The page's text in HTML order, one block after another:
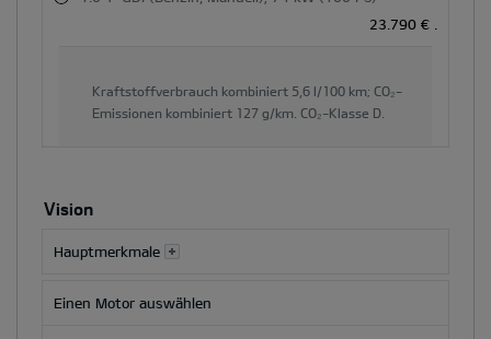
Hauptinhaltsbereich
dynamisch
23.790 €
Kraftstoffverbrauch kombiniert 5,6 l/100 km; CO₂-
Emissionen kombiniert 127 g/km. CO₂-Klasse D.
Vision
Hauptmerkmale
Einen Motor auswählen